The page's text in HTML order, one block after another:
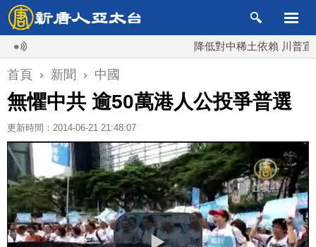
降低對中稀土依賴 川普宣布礦
首頁 › 新聞 › 中國
無懼中共 逾50萬港人公投爭普選
更新時間：2014-06-21 21:48:07